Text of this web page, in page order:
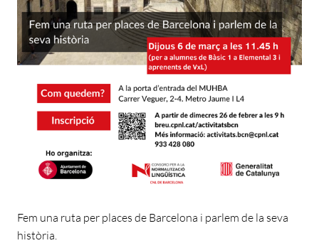
Fem una ruta per places de Barcelona i parlem de la seva
història.